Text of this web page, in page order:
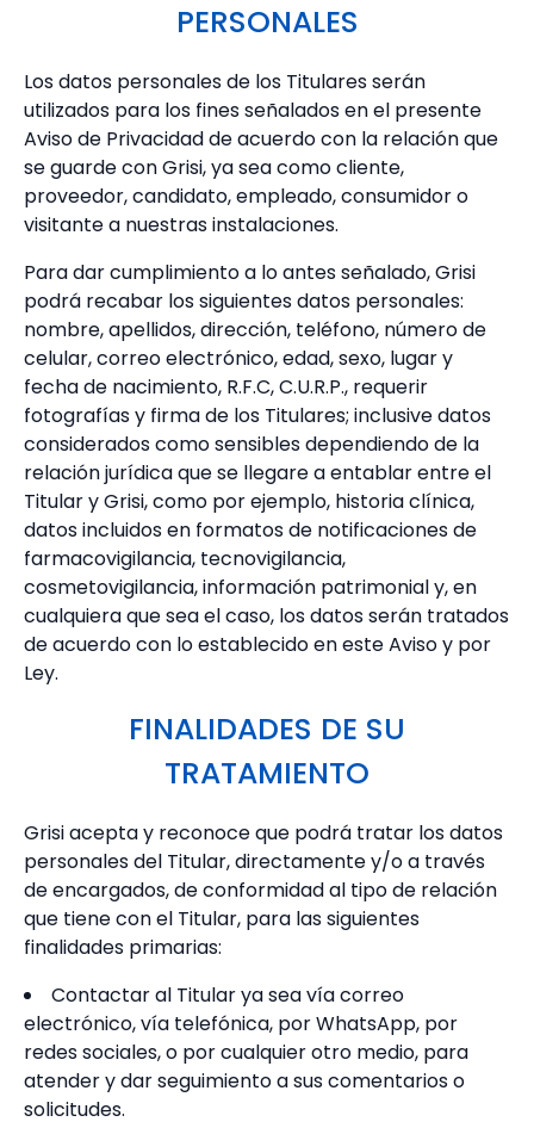
PERSONALES
Los datos personales de los Titulares serán
utilizados para los fines señalados en el presente
Aviso de Privacidad de acuerdo con la relación que
se guarde con Grisi, ya sea como cliente,
proveedor, candidato, empleado, consumidor o
visitante a nuestras instalaciones.
Para dar cumplimiento a lo antes señalado, Grisi
podrá recabar los siguientes datos personales:
nombre, apellidos, dirección, teléfono, número de
celular, correo electrónico, edad, sexo, lugar y
fecha de nacimiento, R.F.C, C.U.R.P., requerir
fotografías y firma de los Titulares; inclusive datos
considerados como sensibles dependiendo de la
relación jurídica que se llegare a entablar entre el
Titular y Grisi, como por ejemplo, historia clínica,
datos incluidos en formatos de notificaciones de
farmacovigilancia, tecnovigilancia,
cosmetovigilancia, información patrimonial y, en
cualquiera que sea el caso, los datos serán tratados
de acuerdo con lo establecido en este Aviso y por
Ley.
FINALIDADES DE SU
TRATAMIENTO
Grisi acepta y reconoce que podrá tratar los datos
personales del Titular, directamente y/o a través
de encargados, de conformidad al tipo de relación
que tiene con el Titular, para las siguientes
finalidades primarias:
Contactar al Titular ya sea vía correo
electrónico, vía telefónica, por WhatsApp, por
redes sociales, o por cualquier otro medio, para
atender y dar seguimiento a sus comentarios o
solicitudes.